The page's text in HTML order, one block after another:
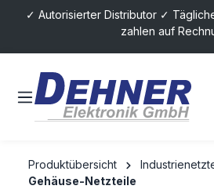
springen
✓ Autorisierter Distributor ✓
zahlen auf
Produktübersicht
Gehäuse-Netzteile